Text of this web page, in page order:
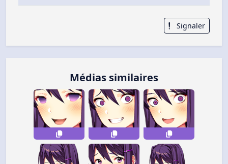
Signaler
Médias similaires